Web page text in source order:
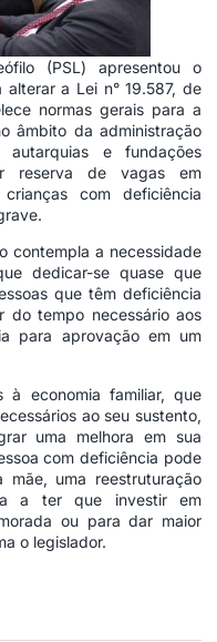
(PSL) apresentou o
a Lei n° 19.587, de
normas gerais para a
âmbito da administração
e fundações
reserva de vagas em
com deficiência
contempla a necessidade
dedicar-se quase que
que têm deficiência
tempo necessário aos
para aprovação em um
à economia familiar, que
ao seu sustento,
uma melhora em sua
com deficiência pode
mãe, uma reestruturação
a a ter que investir em
ou para dar maior
o legislador.